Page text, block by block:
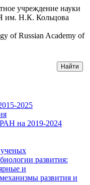
учреждение науки
Н.К. Кольцова
of Russian Academy of
2025
на 2019-2024
развития:
и
развития и